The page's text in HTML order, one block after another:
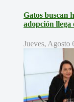
Gatos buscan
adopción llega
Jueves, Agosto